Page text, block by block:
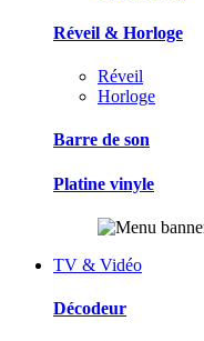
Réveil & Horloge
Réveil
Horloge
Barre de son
Platine vinyle
TV & Vidéo
Décodeur